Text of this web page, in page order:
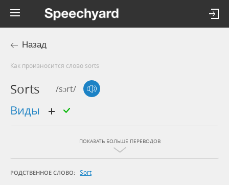
Назад
Как произносится слово sorts
Sorts /sɔrt/
виды
ПОКАЗАТЬ БОЛЬШЕ ПЕРЕВОДОВ
РОДСТВЕННОЕ СЛОВО: Sort